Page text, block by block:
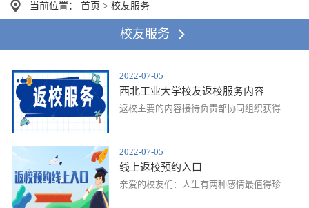
当前位置： 首页 >校友服务
校友服务
2022-07-05
西北工业大学校友返校服务内容
返校主要的内容接待负责部协同组织获得服
校园（校史馆）、拍摄婚纱照（个人）学院
校友总会办公室及相关部门1.场地协调与支
持；2.在非周内时间仅接待校友个人（非商
2022-07-05
线上返校预约入口
亲爱的校友们：人生有两种感情最值得珍惜